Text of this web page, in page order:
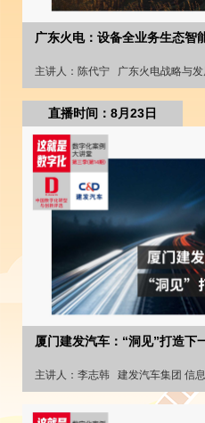
广东火电：设备全业务生态智
主讲人： 陈代宁 广东火电战略与
直播时间：8月23日
厦门建发汽车：“洞见”打造下
主讲人： 李志韩 建发汽车集团 信